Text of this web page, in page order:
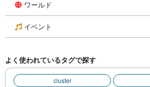
ワールド
イベント
よく使われているタグで探す
cluster